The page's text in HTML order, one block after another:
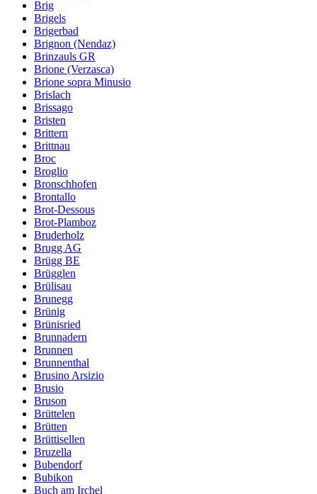
Brig
Brigels
Brigerbad
Brignon (Nendaz)
Brinzauls GR
Brione (Verzasca)
Brione sopra Minusio
Brislach
Brissago
Bristen
Brittern
Brittnau
Broc
Broglio
Bronschhofen
Brontallo
Brot-Dessous
Brot-Plamboz
Bruderholz
Brugg AG
Brügg BE
Brügglen
Brülisau
Brunegg
Brünig
Brünisried
Brunnadern
Brunnen
Brunnenthal
Brusino Arsizio
Brusio
Bruson
Brüttelen
Brütten
Brüttisellen
Bruzella
Bubendorf
Bubikon
Buch am Irchel